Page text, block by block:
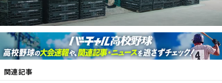
関連記事